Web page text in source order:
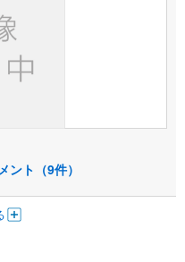
ント（9件）